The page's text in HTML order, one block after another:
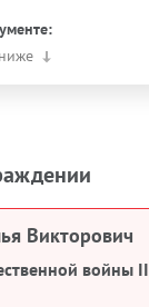
Викторович
войны II